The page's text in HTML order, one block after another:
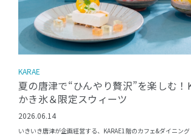
KARAE
夏の唐津で“ひんやり贅沢”を楽しむ！
かき氷＆限定スウィーツ
2026.06.14
いきいき唐津が企画経営する、KARAE1階のカフェ&ダイニン